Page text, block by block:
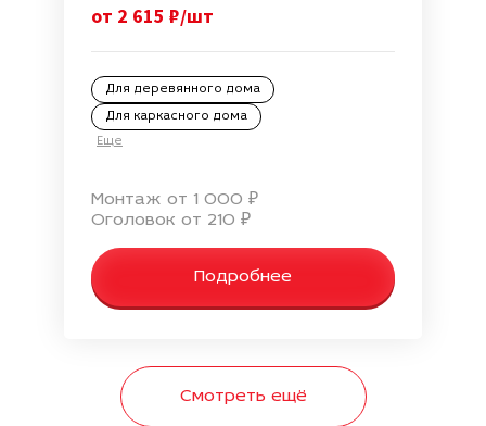
от 2 615 ₽/шт
Для деревянного дома
Для каркасного дома
Еще
Монтаж от 1 000 ₽
Оголовок от 210 ₽
Подробнее
Смотреть ещё